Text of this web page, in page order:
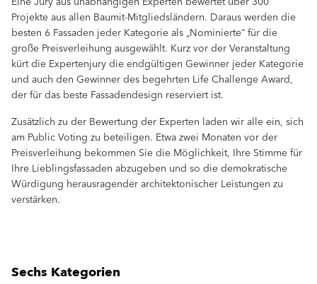
Projekte aus allen Baumit-Mitgliedsländern. Daraus werden die
besten 6 Fassaden jeder Kategorie als „Nominierte“ für die
große Preisverleihung ausgewählt. Kurz vor der Veranstaltung
kürt die Expertenjury die endgültigen Gewinner jeder Kategorie
und auch den Gewinner des begehrten Life Challenge Award,
der für das beste Fassadendesign reserviert ist.
Zusätzlich zu der Bewertung der Experten laden wir alle ein, sich
am Public Voting zu beteiligen. Etwa zwei Monaten vor der
Preisverleihung bekommen Sie die Möglichkeit, Ihre Stimme für
Ihre Lieblingsfassaden abzugeben und so die demokratische
Würdigung herausragender architektonischer Leistungen zu
verstärken.
Sechs Kategorien